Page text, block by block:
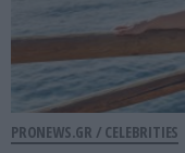
PRONEWS.GR / CELEBRITIES